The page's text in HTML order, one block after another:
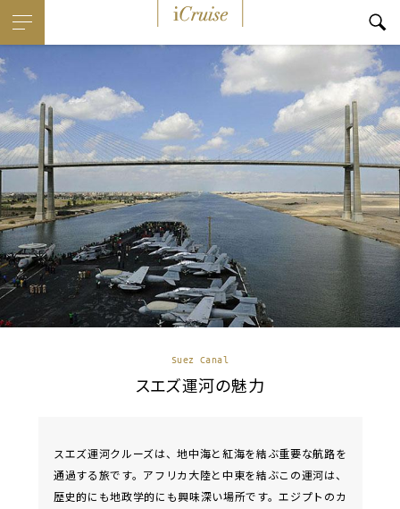
Suez Canal
スエズ運河の魅力
スエズ運河クルーズは、地中海と紅海を結ぶ重要な航路を
通過する旅です。アフリカ大陸と中東を結ぶこの運河は、
歴史的にも地政学的にも興味深い場所です。エジプトのカ